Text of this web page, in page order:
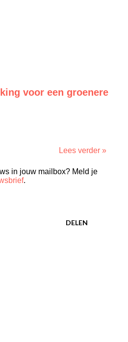
voor een groenere
Lees verder »
in jouw mailbox? Meld je
.
DELEN